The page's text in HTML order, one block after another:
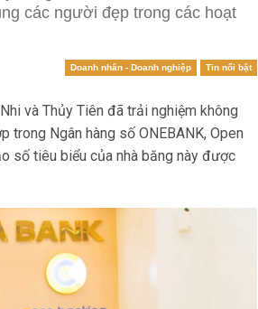
các người đẹp trong các hoạt
Doanh nhân - Doanh nghiệp Tin nổi bật
và Thủy Tiên đã trải nghiệm không
Ngân hàng số ONEBANK, Open
số tiêu biểu của nhà băng này được